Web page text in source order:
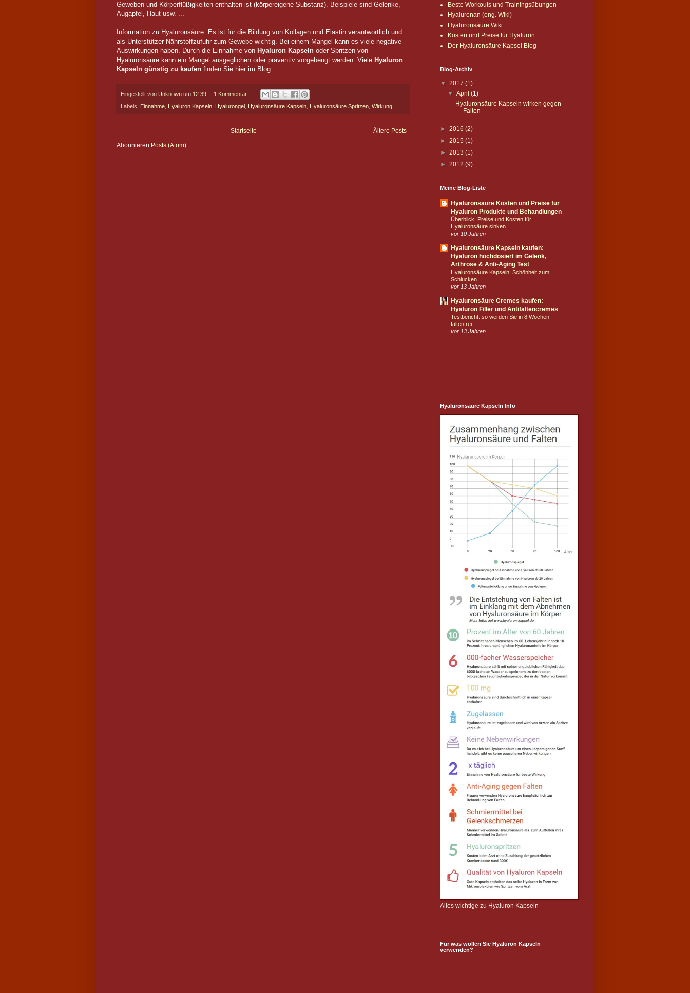
Geweben und Körperflüßigkeiten enthalten ist (körpereigene Substanz). Beispiele sind Gelenke,
Augapfel, Haut usw. ...
Information zu Hyaluronsäure: Es ist für die Bildung von Kollagen und Elastin verantwortlich und
als Unterstützer Nährstoffzufuhr zum Gewebe wichtig. Bei einem Mangel kann es viele negative
Auswirkungen haben. Durch die Einnahme von Hyaluron Kapseln oder Spritzen von
Hyaluronsäure kann ein Mangel ausgeglichen oder präventiv vorgebeugt werden. Viele Hyaluron
Kapseln günstig zu kaufen finden Sie hier im Blog.
Eingestellt von Unknown um 12:39 1 Kommentar:
Labels: Einnahme Hyaluron Kapseln Hyalurongel Hyaluronsäure Kapseln Hyaluronsäure Spritzen Wirkung
Ältere Posts
Startseite
Abonnieren Posts (Atom)
Beste Workouts und Trainingsübungen
Hyaluronan (eng. Wiki)
Hyaluronsäure Wiki
Kosten und Preise für Hyaluron
Der Hyaluronsäure Kapsel Blog
Blog-Archiv
▼ 2017 (1)
▼April(1)
Hyaluronsäure Kapseln wirken gegen
Falten
► 2016 (2)
► 2015 (1)
► 2013 (1)
► 2012 (9)
Meine Blog-Liste
Hyaluronsäure Kosten und Preise für
Hyaluron Produkte und Behandlungen
Überblick: Preise und Kosten für
Hyaluronsäure sinken
vor 10 Jahren
Hyaluronsäure Kapseln kaufen:
Hyaluron hochdosiert im Gelenk,
Arthrose & Anti-Aging Test
Hyaluronsäure Kapseln: Schönheit zum
Schlucken
vor 13 Jahren
Hyaluronsäure Cremes kaufen:
Hyaluron Filler und Antifaltencremes
Testbericht: so werden Sie in 8 Wochen
faltenfrei
vor 13 Jahren
Hyaluronsäure Kapseln Info
Alles wichtige zu Hyaluron Kapseln
Für was wollen Sie Hyaluron Kapseln
verwenden?